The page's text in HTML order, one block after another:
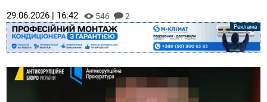
29.06.2026 | 16:42 546 2